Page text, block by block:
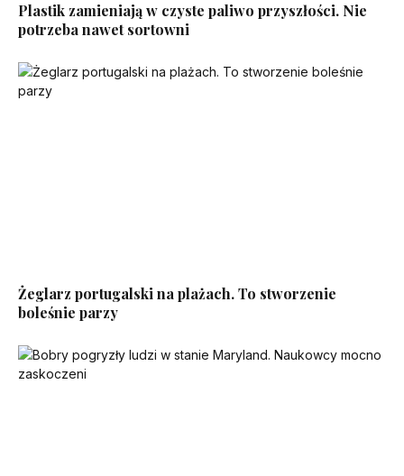
Plastik zamieniają w czyste paliwo przyszłości. Nie
potrzeba nawet sortowni
Żeglarz portugalski na plażach. To stworzenie
boleśnie parzy